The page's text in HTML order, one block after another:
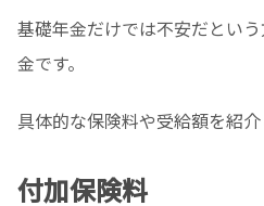
基礎年金だけでは不安だとい
金です。
具体的な保険料や受給額を紹介
付加保険料